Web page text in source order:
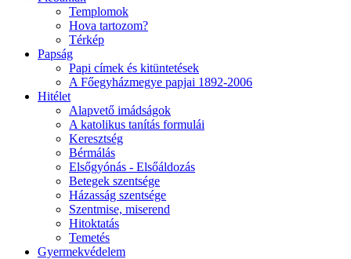
Templomok
Hova tartozom?
Térkép
Papság
Papi címek és kitüntetések
A Főegyházmegye papjai 1892-2006
Hitélet
Alapvető imádságok
A katolikus tanítás formulái
Keresztség
Bérmálás
Elsőgyónás - Elsőáldozás
Betegek szentsége
Házasság szentsége
Szentmise, miserend
Hitoktatás
Temetés
Gyermekvédelem